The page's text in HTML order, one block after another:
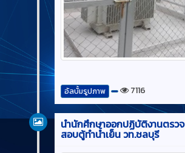
อัลบั้มรูปภาพ 7116
นำนักศึกษาออกปฏิบัติงานตรวจ
สอบตู้ทำน้ำเย็น วท.ชลบุรี